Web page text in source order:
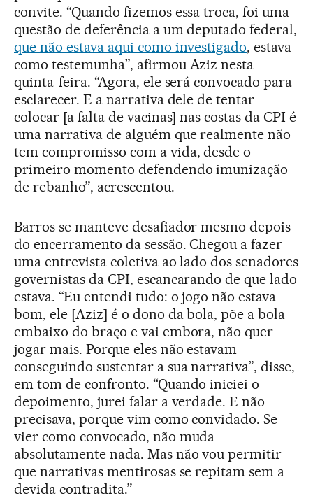
convite. “Quando fizemos essa troca, foi uma
questão de deferência a um deputado federal,
que não estava aqui como investigado, estava
como testemunha”, afirmou Aziz nesta
quinta-feira. “Agora, ele será convocado para
esclarecer. E a narrativa dele de tentar
colocar [a falta de vacinas] nas costas da CPI é
uma narrativa de alguém que realmente não
tem compromisso com a vida, desde o
primeiro momento defendendo imunização
de rebanho”, acrescentou.
Barros se manteve desafiador mesmo depois
do encerramento da sessão. Chegou a fazer
uma entrevista coletiva ao lado dos senadores
governistas da CPI, escancarando de que lado
estava. “Eu entendi tudo: o jogo não estava
bom, ele [Aziz] é o dono da bola, põe a bola
embaixo do braço e vai embora, não quer
jogar mais. Porque eles não estavam
conseguindo sustentar a sua narrativa”, disse,
em tom de confronto. “Quando iniciei o
depoimento, jurei falar a verdade. E não
precisava, porque vim como convidado. Se
vier como convocado, não muda
absolutamente nada. Mas não vou permitir
que narrativas mentirosas se repitam sem a
devida contradita.”